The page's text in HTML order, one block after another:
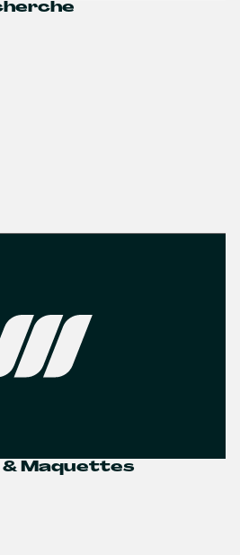
& Maquettes